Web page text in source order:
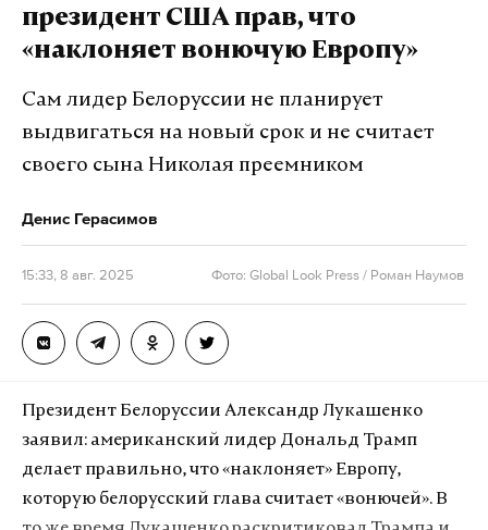
президент США прав, что
«наклоняет вонючую Европу»
Сам лидер Белоруссии не планирует
выдвигаться на новый срок и не считает
своего сына Николая преемником
Денис Герасимов
15:33, 8 авг. 2025 Фото: Global Look Press / Роман Наумов
Президент Белоруссии Александр Лукашенко
заявил: американский лидер Дональд Трамп
делает правильно, что «наклоняет» Европу,
которую белорусский глава считает «вонючей». В